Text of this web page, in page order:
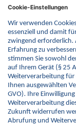
gegen die
Mit dem BKMS®
eingerichtet, um den
Meldungen, den
Personen noch
Deiner Anmeldung
Regelungen zum
Du in unserer
Tutorial und auch in